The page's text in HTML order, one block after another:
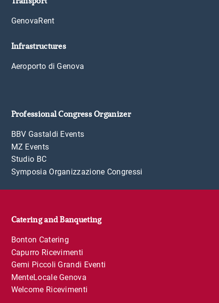
GenovaRent
Infrastructures
Aeroporto di Genova
Professional Congress Organizer
BBV Gastaldi Events
MZ Events
Studio BC
Symposia Organizzazione Congressi
Catering and Banqueting
Bonton Catering
Capurro Ricevimenti
Gemi Piccoli Grandi Eventi
MenteLocale Genova
Welcome Ricevimenti